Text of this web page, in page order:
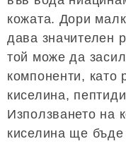
кожата. Дори
дава значителен
той може да
компоненти, като
киселина,
Използването на
киселина ще